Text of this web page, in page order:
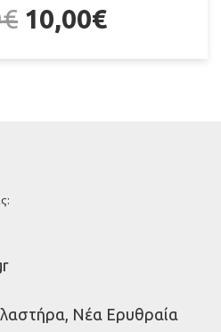
€ 10,00€
Νέα Ερυθραία